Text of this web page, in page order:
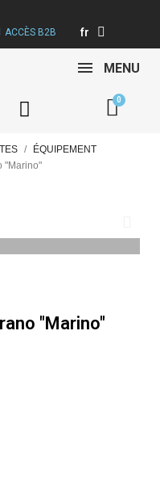
ACCÈS B2B fr
MENU
ÉQUIPEMENT
"Marino"
"Marino"